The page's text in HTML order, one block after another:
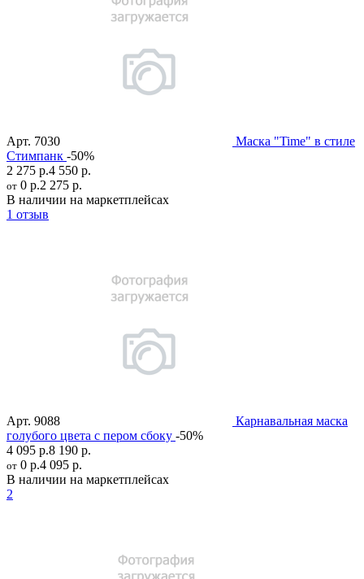
Арт. 7030
Маска "Time" в стиле
Стимпанк -50%
2 275 р.4 550 р.
от 0 р.2 275 р.
В наличии на маркетплейсах
1 отзыв
Арт. 9088
Карнавальная маска
голубого цвета с пером сбоку -50%
4 095 р.8 190 р.
от 0 р.4 095 р.
В наличии на маркетплейсах
2